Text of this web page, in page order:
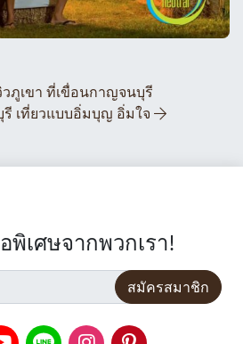
ภูเขา ที่เขื่อนกาญจนบุรี
เที่ยวแบบอิ่มบุญ อิ่มใจ
พิเศษจากพวกเรา!
สมัครสมาชิก